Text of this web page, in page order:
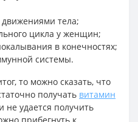
тела;
цикла у женщин;
в конечностях;
системы.
то можно сказать, что
получать витамин
удается получить